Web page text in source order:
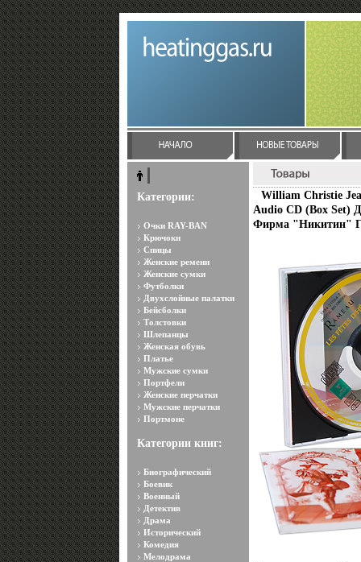
Категории:
Очки RAY-BAN
Крючоки
Спицы
Женские ремени
Женские сумки
Футболки
Двухслойные палатки
Бейсболки
Толстовки
Шлепанцы
Женская обувь
Платье
Мужские сумки
Портфели
Женские перчатки
Мужские перчатки
Портмоне
Категории книг:
Биографический
Боевик
Военный
Детектив
Драма
Исторический
Комедия
Мелодрама
William Christie
Audio CD (Box Set)
Фирма "Никитин"